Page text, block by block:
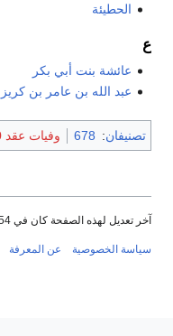
الحطيئة
ع
عائشة بنت أبي بكر
عبد الله بن عامر بن كريز
تصنيفان:
678 وفيات عقد 670
آخر تعديل لهذه الصفحة كان في 04:54, 25 أكتوبر 2008.
سياسة الخصوصية عن المعرفة